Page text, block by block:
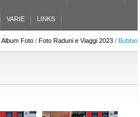
VARIE LINKS
Album Foto/ Foto Raduni e Viaggi 2023/ Bubbio